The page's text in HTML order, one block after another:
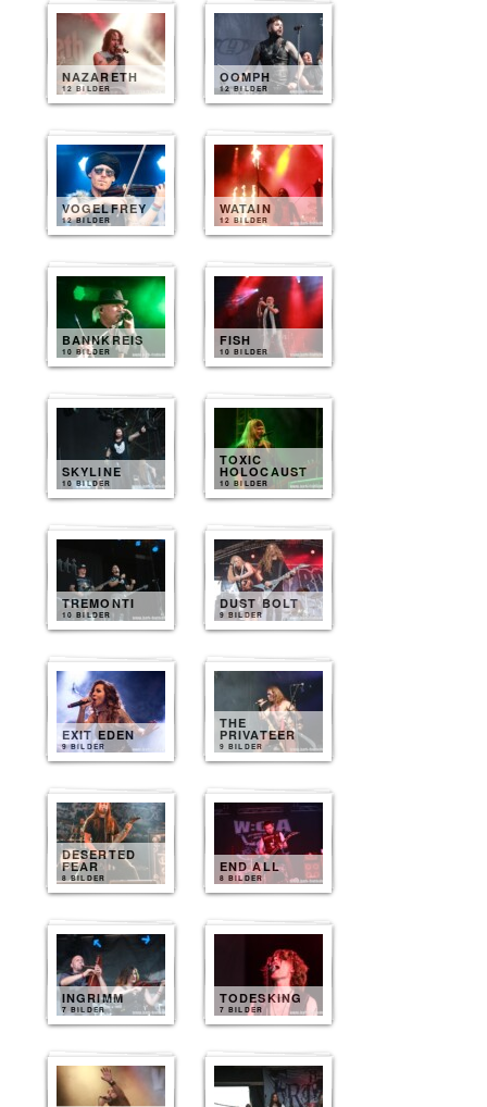
NAZARETH
12 BILDER
OOMPH
12 BILDER
VOGELFREY
12 BILDER
WATAIN
12 BILDER
BANNKREIS
10 BILDER
FISH
10 BILDER
SKYLINE
10 BILDER
TOXIC
HOLOCAUST
10 BILDER
TREMONTI
10 BILDER
DUST BOLT
9 BILDER
EXIT EDEN
9 BILDER
THE
PRIVATEER
9 BILDER
DESERTED
FEAR
8 BILDER
END ALL
8 BILDER
INGRIMM
7 BILDER
TODESKING
7 BILDER